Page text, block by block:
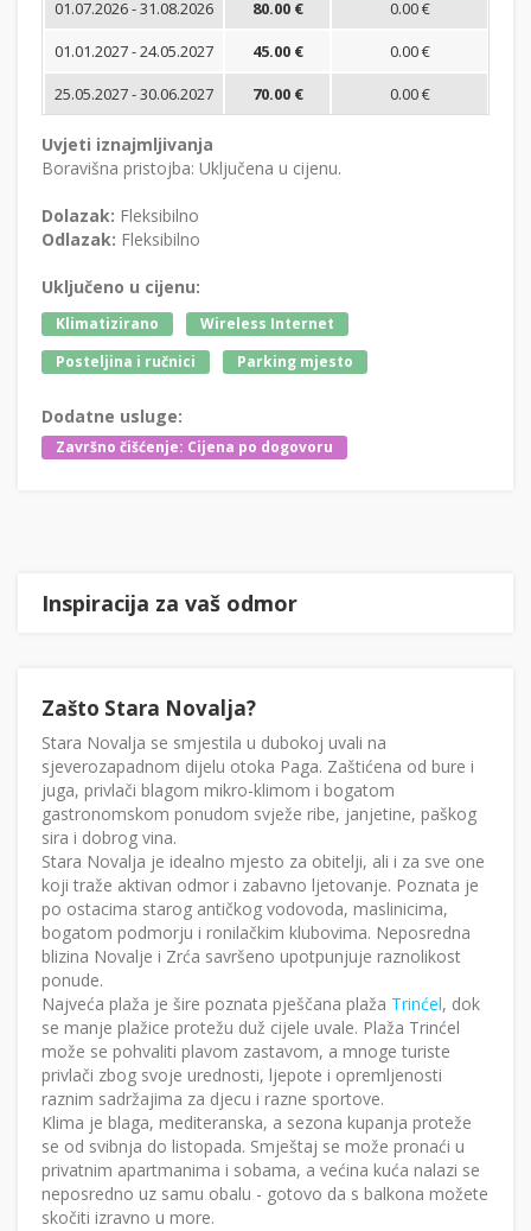
01.07.2026 - 31.08.2026
80.00 €
0.00 €
01.01.2027 - 24.05.2027
45.00 €
0.00 €
25.05.2027 - 30.06.2027
70.00 € 0.00 €
Uvjeti iznajmljivanja
Boravišna pristojba: Uključena u cijenu.
Dolazak: Fleksibilno
Odlazak: Fleksibilno
Uključeno u cijenu:
Klimatizirano
Wireless Internet
Posteljina i ručnici
Parking mjesto
Dodatne usluge:
Završno čišćenje: Cijena po dogovoru
Inspiracija za vaš odmor
Zašto Stara Novalja?
Stara Novalja se smjestila u dubokoj uvali na
sjeverozapadnom dijelu otoka Paga. Zaštićena od bure i
juga, privlači blagom mikro-klimom i bogatom
gastronomskom ponudom svježe ribe, janjetine, paškog
sira i dobrog vina.
Stara Novalja je idealno mjesto za obitelji, ali i za sve one
koji traže aktivan odmor i zabavno ljetovanje. Poznata je
po ostacima starog antičkog vodovoda, maslinicima,
bogatom podmorju i ronilačkim klubovima. Neposredna
blizina Novalje i Zrća savršeno upotpunjuje raznolikost
ponude.
Najveća plaža je šire poznata pješčana plaža Trinćel, dok
se manje plažice protežu duž cijele uvale. Plaža Trinćel
može se pohvaliti plavom zastavom, a mnoge turiste
privlači zbog svoje urednosti, ljepote i opremljenosti
raznim sadržajima za djecu i razne sportove.
Klima je blaga, mediteranska, a sezona kupanja proteže
se od svibnja do listopada. Smještaj se može pronaći u
privatnim apartmanima i sobama, a većina kuća nalazi se
neposredno uz samu obalu - gotovo da s balkona možete
skočiti izravno u more.